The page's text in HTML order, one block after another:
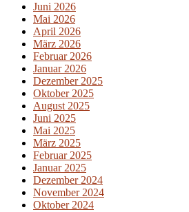
Juni 2026
Mai 2026
April 2026
März 2026
Februar 2026
Januar 2026
Dezember 2025
Oktober 2025
August 2025
Juni 2025
Mai 2025
März 2025
Februar 2025
Januar 2025
Dezember 2024
November 2024
Oktober 2024